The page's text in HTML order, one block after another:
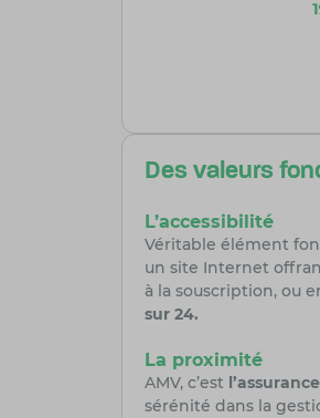
Des valeurs
L’accessibilité
Véritable élément
un site Internet
à la souscription, ou
sur 24.
La proximité
AMV, c’est
sérénité dans la